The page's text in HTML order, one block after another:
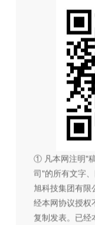
① 凡本网注明"
司"的所有文字
旭科技集团有限
经本网协议授权
复制发表。已经